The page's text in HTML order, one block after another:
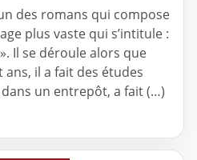
des romans qui compose
plus vaste qui s’intitule :
Il se déroule alors que
ans, il a fait des études
un entrepôt, a fait (…)